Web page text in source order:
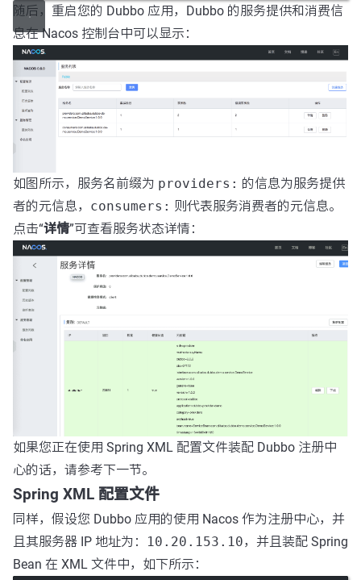
随后，重启您的 Dubbo 应用，Dubbo 的服务提供和消费信
息在 Nacos 控制台中可以显示：
如图所示，服务名前缀为 providers: 的信息为服务提供
者的元信息， consumers: 则代表服务消费者的元信息。
点击“详情”可查看服务状态详情：
如果您正在使用 Spring XML 配置文件装配 Dubbo 注册中
心的话，请参考下一节。
Spring XML 配置文件
同样，假设您 Dubbo 应用的使用 Nacos 作为注册中心，并
且其服务器 IP 地址为：
10.20.153.10，并且装配 Spring
Bean 在 XML 文件中，如下所示：